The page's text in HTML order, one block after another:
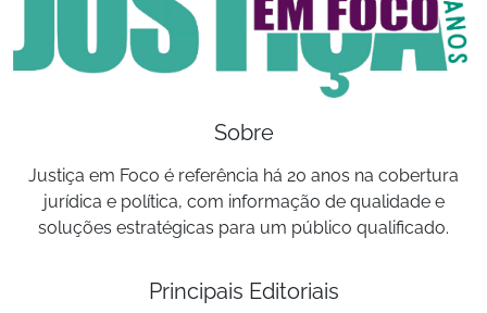
Sobre
Justiça em Foco é referência há 20 anos na cobertura
jurídica e política, com informação de qualidade e
soluções estratégicas para um público qualificado.
Principais Editoriais